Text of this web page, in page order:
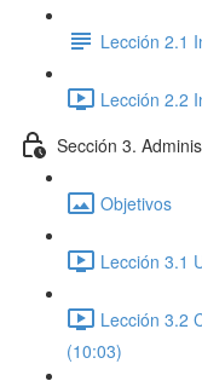
Lección 2.1
Lección 2.2
Sección 3.
Objetivos
Lección 3.1
Lección 3.2
(10:03)